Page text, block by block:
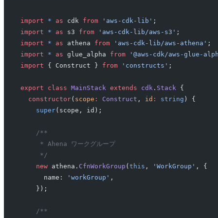
import * as cdk from 'aws-cdk-lib' ;
import * as s3 from 'aws-cdk-lib/aws-s3' ;
import * as athena from 'aws-cdk-lib/aws-athena' ;
import * as glue_alpha from '@aws-cdk/aws-glue-
import { Construct } from 'constructs' ;
export class MainStack extends cdk. Stack {
  constructor
( scope : Construct , id : string ) {
    super
(scope, id);
    /**
     * Ahena ワークグループ
     */
    new
athena. CfnWorkGroup ( this , 'WorkGroup' , {
      name:
'workGroup' ,
    });
    /**